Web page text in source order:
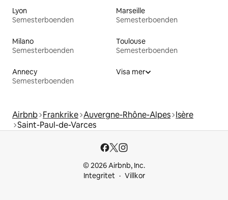
Lyon
Semesterboenden
Marseille
Semesterboenden
Milano
Semesterboenden
Toulouse
Semesterboenden
Annecy
Semesterboenden
Visa mer
Airbnb Frankrike Auvergne-Rhône-Alpes Isère
Saint-Paul-de-Varces
© 2026 Airbnb, Inc.
Integritet
Villkor